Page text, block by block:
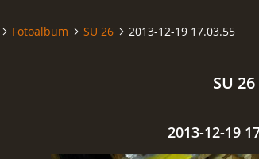
Fotoalbum SU 26 2013-12-19 17.03.55
SU 26
2013-12-19